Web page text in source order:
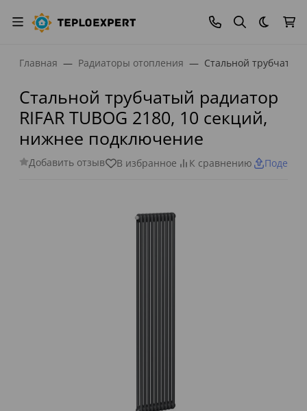
Темная
Главная Радиаторы отопления Стальной трубчатый
Стальной трубчатый радиатор
RIFAR TUBOG 2180, 10 секций,
нижнее подключение
Добавить отзыв В избранное К сравнению